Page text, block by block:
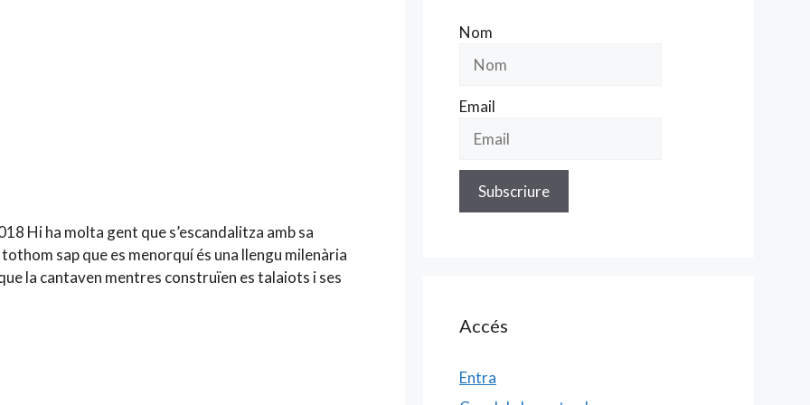
Hi ha molta gent que s’escandalitza amb sa
sap que es menorquí és una llengu milenària
la cantaven mentres construïen es talaiots i ses
Nom
Email
Accés
Entra